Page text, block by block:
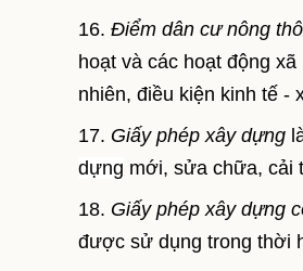
16. Điểm dân cư nông
hoạt và các hoạt động
nhiên, điều kiện kinh tế -
17. Giấy phép xây dựng
dựng mới, sửa chữa, cải
18. Giấy phép xây dựng
được sử dụng trong thời